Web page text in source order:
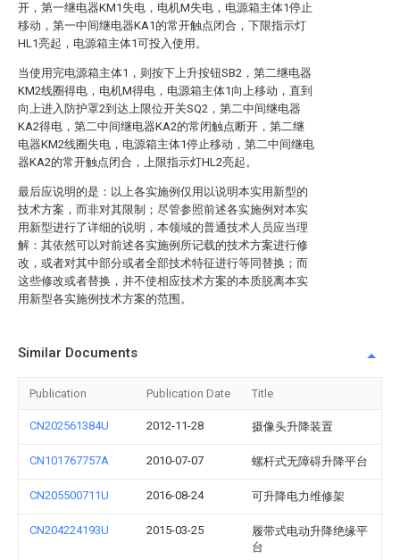
开，第一继电器KM1失电，电机M失电，电源箱主体1停止
移动，第一中间继电器KA1的常开触点闭合，下限指示灯
HL1亮起，电源箱主体1可投入使用。
当使用完电源箱主体1，则按下上升按钮SB2，第二继电器
KM2线圈得电，电机M得电，电源箱主体1向上移动，直到
向上进入防护罩2到达上限位开关SQ2，第二中间继电器
KA2得电，第二中间继电器KA2的常闭触点断开，第二继
电器KM2线圈失电，电源箱主体1停止移动，第二中间继电
器KA2的常开触点闭合，上限指示灯HL2亮起。
最后应说明的是：以上各实施例仅用以说明本实用新型的
技术方案，而非对其限制；尽管参照前述各实施例对本实
用新型进行了详细的说明，本领域的普通技术人员应当理
解：其依然可以对前述各实施例所记载的技术方案进行修
改，或者对其中部分或者全部技术特征进行等同替换；而
这些修改或者替换，并不使相应技术方案的本质脱离本实
用新型各实施例技术方案的范围。
Similar Documents
Publication Publication Date Title
CN202561384U 2012-11-28 摄像头升降装置
CN101767757A 2010-07-07 螺杆式无障碍升降平台
CN205500711U 2016-08-24 可升降电力维修架
CN204224193U 2015-03-25
履带式电动升降绝缘平
台